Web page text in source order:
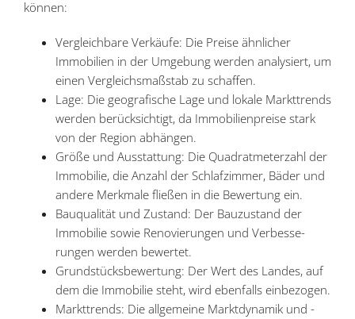
können:
Vergleichbare Verkäufe: Die Preise ähnlicher
Immobilien in der Umgebung werden analy­siert, um
einen Vergleichs­maßstab zu schaffen.
Lage: Die geogra­fische Lage und lokale Markt­trends
werden berück­sichtigt, da Immobi­li­en­preise stark
von der Region abhängen.
Größe und Ausstattung: Die Quadrat­me­terzahl der
Immobilie, die Anzahl der Schlaf­zimmer, Bäder und
andere Merkmale fließen in die Bewertung ein.
Bauqua­lität und Zustand: Der Bauzu­stand der
Immobilie sowie Renovie­rungen und Verbes­se­
rungen werden bewertet.
Grund­stücks­be­wertung: Der Wert des Landes, auf
dem die Immobilie steht, wird ebenfalls einbezogen.
Markt­trends: Die allge­meine Markt­dy­namik und -